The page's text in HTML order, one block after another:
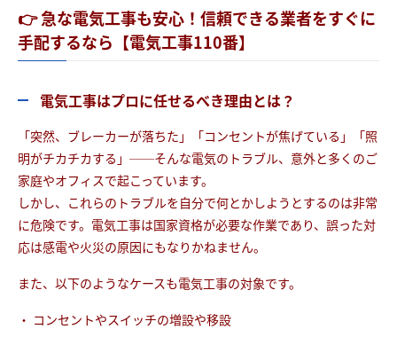
👉 急な電気工事も安心！信頼できる業者をすぐに
手配するなら【電気工事110番】
電気工事はプロに任せるべき理由とは？
「突然、ブレーカーが落ちた」「コンセントが焦げている」「照
明がチカチカする」──そんな電気のトラブル、意外と多くのご
家庭やオフィスで起こっています。
しかし、これらのトラブルを自分で何とかしようとするのは非常
に危険です。電気工事は国家資格が必要な作業であり、誤った対
応は感電や火災の原因にもなりかねません。
また、以下のようなケースも電気工事の対象です。
・ コンセントやスイッチの増設や移設